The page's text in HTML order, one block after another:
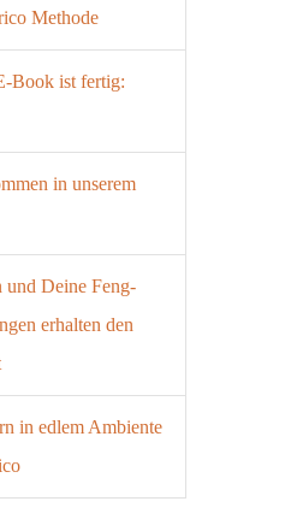
Methode
Book ist fertig:
in unserem
und Deine Feng-
erhalten den
in edlem Ambiente